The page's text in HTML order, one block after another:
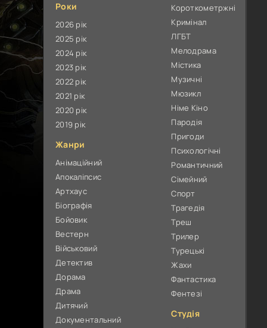
Роки
2026 рік
2025 рік
2024 рік
2023 рік
2022 рік
2021 рік
2020 рік
2019 рік
Жанри
Анімаційний
Апокаліпсис
Артхаус
Біографія
Бойовик
Вестерн
Військовий
Детектив
Дорама
Драма
Дитячий
Документальний
Короткометржні
Кримінал
ЛГБТ
Мелодрама
Містика
Музичні
Мюзикл
Німе Кіно
Пародія
Пригоди
Психологічні
Романтичний
Сімейний
Спорт
Трагедія
Треш
Трилер
Турецькі
Жахи
Фантастика
Фентезі
Студія